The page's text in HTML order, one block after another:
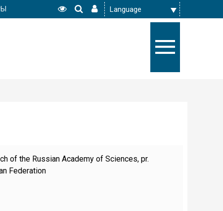
of the Russian Academy of Sciences, pr.
Federation